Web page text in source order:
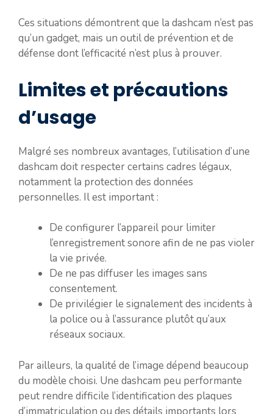
Ces situations démontrent que la dashcam n’est pas
qu’un gadget, mais un outil de prévention et de
défense dont l’efficacité n’est plus à prouver.
Limites et précautions
d’usage
Malgré ses nombreux avantages, l’utilisation d’une
dashcam doit respecter certains cadres légaux,
notamment la protection des données
personnelles. Il est important :
De configurer l’appareil pour limiter
l’enregistrement sonore afin de ne pas violer
la vie privée.
De ne pas diffuser les images sans
consentement.
De privilégier le signalement des incidents à
la police ou à l’assurance plutôt qu’aux
réseaux sociaux.
Par ailleurs, la qualité de l’image dépend beaucoup
du modèle choisi. Une dashcam peu performante
peut rendre difficile l’identification des plaques
d’immatriculation ou des détails importants lors